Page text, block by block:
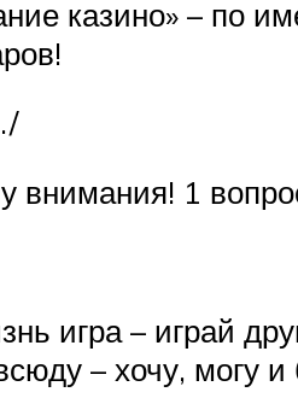
казино» – по
внимания! 1
игра – играй
– хочу, могу